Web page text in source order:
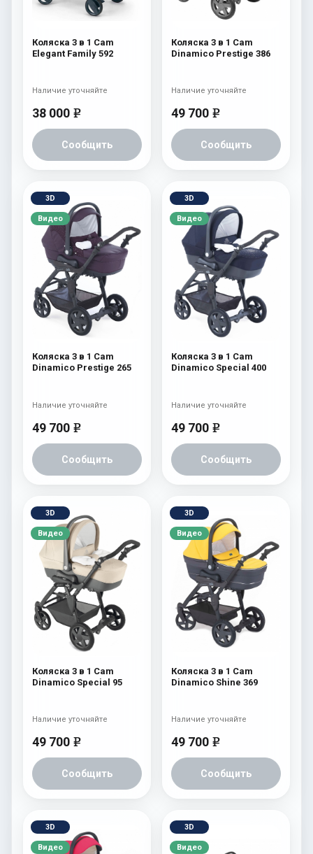
Коляска 3 в 1 Cam
Elegant Family 592
38 000 e
Сообщить
Наличие уточняйте
Коляска 3 в 1 Cam
Dinamico Prestige 386
49 700 e
Сообщить
Наличие уточняйте
3D
Видео
Коляска 3 в 1 Cam
Dinamico Prestige 265
49 700 e
Сообщить
Наличие уточняйте
3D
Видео
Коляска 3 в 1 Cam
Dinamico Special 400
49 700 e
Сообщить
Наличие уточняйте
3D
Видео
Коляска 3 в 1 Cam
Dinamico Special 95
49 700 e
Сообщить
Наличие уточняйте
3D
Видео
Коляска 3 в 1 Cam
Dinamico Shine 369
49 700 e
Сообщить
Наличие уточняйте
3D
Видео
3D
Видео